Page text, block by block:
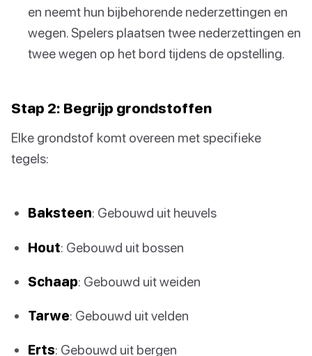
en neemt hun bijbehorende nederzettingen en
wegen. Spelers plaatsen twee nederzettingen en
twee wegen op het bord tijdens de opstelling.
Stap 2: Begrijp grondstoffen
Elke grondstof komt overeen met specifieke
tegels:
Baksteen: Gebouwd uit heuvels
Hout: Gebouwd uit bossen
Schaap: Gebouwd uit weiden
Tarwe: Gebouwd uit velden
Erts: Gebouwd uit bergen